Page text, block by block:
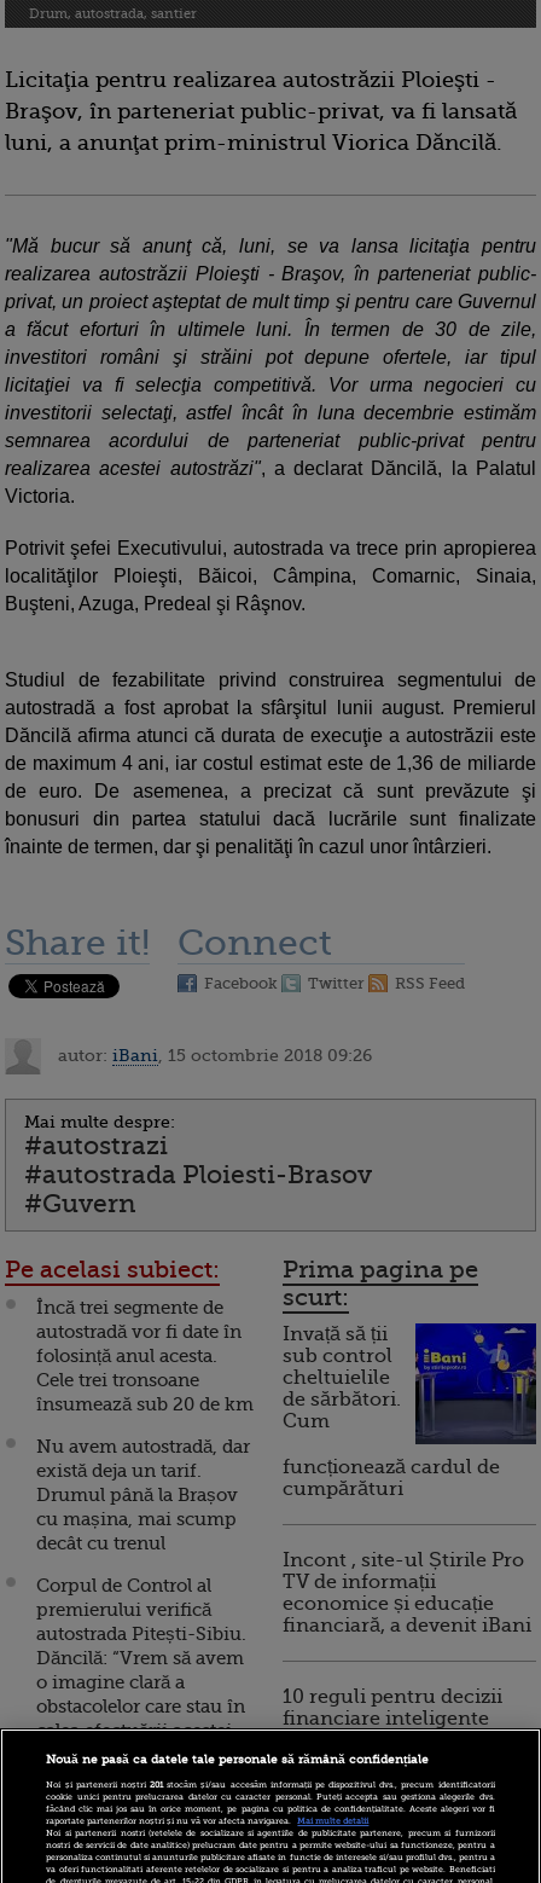
Drum, autostrada, santier
Licitaţia pentru realizarea autostrăzii Ploieşti -
Braşov, în parteneriat public-privat, va fi lansată
luni, a anunţat prim-ministrul Viorica Dăncilă.
"Mă bucur să anunţ că, luni, se va lansa licitaţia pentru
realizarea autostrăzii Ploieşti - Braşov, în parteneriat public-
privat, un proiect aşteptat de mult timp şi pentru care Guvernul
a făcut eforturi în ultimele luni. În termen de 30 de zile,
investitori români şi străini pot depune ofertele, iar tipul
licitaţiei va fi selecţia competitivă. Vor urma negocieri cu
investitorii selectaţi, astfel încât în luna decembrie estimăm
semnarea acordului de parteneriat public-privat pentru
realizarea acestei autostrăzi", a declarat Dăncilă, la Palatul
Victoria.
Potrivit şefei Executivului, autostrada va trece prin apropierea
localităţilor Ploieşti, Băicoi, Câmpina, Comarnic, Sinaia,
Buşteni, Azuga, Predeal şi Râşnov.
Studiul de fezabilitate privind construirea segmentului de
autostradă a fost aprobat la sfârşitul lunii august. Premierul
Dăncilă afirma atunci că durata de execuţie a autostrăzii este
de maximum 4 ani, iar costul estimat este de 1,36 de miliarde
de euro. De asemenea, a precizat că sunt prevăzute şi
bonusuri din partea statului dacă lucrările sunt finalizate
înainte de termen, dar şi penalităţi în cazul unor întârzieri.
Share it! Connect
Facebook Twitter RSS Feed
autor: iBani , 15 octombrie 2018 09:26
Mai multe despre:
#autostrazi
#autostrada Ploiesti-Brasov
#Guvern
Pe acelasi subiect:
Încă trei segmente de
autostradă vor fi date în
folosință anul acesta.
Cele trei tronsoane
însumează sub 20 de km
Nu avem autostradă, dar
există deja un tarif.
Drumul până la Brașov
cu mașina, mai scump
decât cu trenul
Corpul de Control al
premierului verifică
autostrada Pitești-Sibiu.
Dăncilă: “Vrem să avem
o imagine clară a
obstacolelor care stau în
calea efectuării acestei
autostrăzi"
Pentru fiecare km de
autostradă, România a
pierdut bani, timp și o
bucată din istorie.
Prima pagina pe
scurt:
Invață să ții
sub control
cheltuielile
de sărbători.
Cum
funcționează cardul de
cumpărături
Incont , site-ul Știrile Pro
TV de informații
economice și educație
financiară, a devenit iBani
10 reguli pentru decizii
financiare inteligente
Nouă ne pasă ca datele tale personale să rămână confidențiale
Noi și partenerii noștri201stocăm și/sau accesăm informații pe dispozitivul dvs., precum identificatorii
cookie unici pentru prelucrarea datelor cu caracter personal. Puteți accepta sau gestiona alegerile dvs.
făcând clic mai jos sau în orice moment, pe pagina cu politica de confidențialitate. Aceste alegeri vor fi
raportate partenerilor noștri și nu vă vor afecta navigarea.
Mai multe detalii
Noi si partenerii nostri (retelele de socializare si agentiile de publicitate partenere, precum si furnizorii
nostri de servicii de date analitice) prelucram date pentru a permite website-ului sa functioneze, pentru a
personaliza continutul si anunturile publicitare afisate in functie de interesele si/sau profilul dvs., pentru a
va oferi functionalitati aferente retelelor de socializare si pentru a analiza traficul pe website. Beneficiati